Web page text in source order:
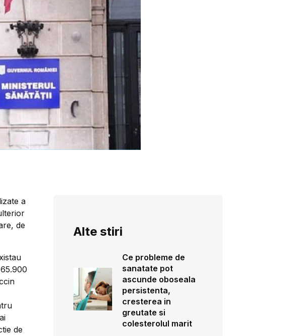
a
de
de
Alte stiri
Ce probleme de
sanatate pot
ascunde oboseala
persistenta,
cresterea in
greutate si
colesterolul marit